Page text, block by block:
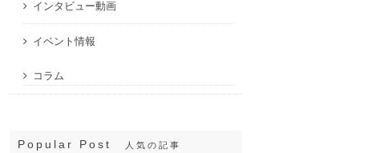
インタビュー動画
イベント情報
コラム
Popular Post 人気の記事